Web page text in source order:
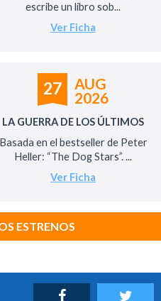
escribe un libro sob...
Ver Ficha
27
AUG
2026
LA GUERRA DE LOS ÚLTIMOS
Basada en el bestseller de Peter
Heller: “The Dog Stars”. ...
Ver Ficha
ESTRENOS